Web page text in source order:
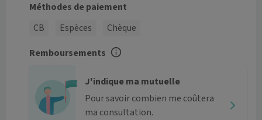
Méthodes de paiement
CB
Espèces
Chèque
Remboursements
J'indique ma mutuelle
Pour savoir combien me coûtera
ma consultation.